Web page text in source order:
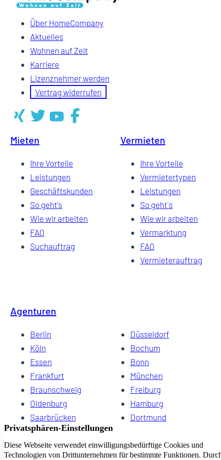
Über HomeCompany
Aktuelles
Wohnen auf Zeit
Karriere
Lizenznehmer werden
Vertrag widerrufen
Mieten
Ihre Vorteile
Leistungen
Geschäftskunden
So geht's
Wie wir arbeiten
FAQ
Suchauftrag
Vermieten
Ihre Vorteile
Vermietertypen
Leistungen
So geht`s
Wie wir arbeiten
Vermarktung
FAQ
Vermieterauftrag
Agenturen
Berlin
Düsseldorf
Köln
Bochum
Essen
Bonn
Frankfurt
München
Braunschweig
Freiburg
Oldenburg
Hamburg
Saarbrücken
Dortmund
Hannover
Dresden
Kiel